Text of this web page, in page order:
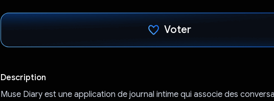
Voter
Description
Muse Diary est une application de journal intime qui associe des